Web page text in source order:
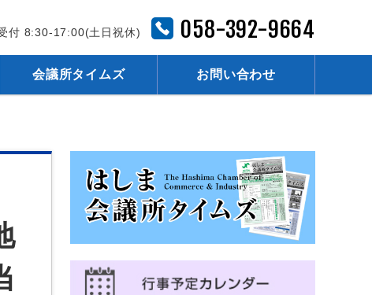
付 8:30-17:00(土日祝休) 058-392-9664
会議所タイムズ お問い合わせ